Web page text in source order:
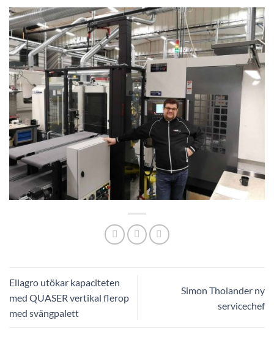
Ellagro utökar kapaciteten
med QUASER vertikal flerop
med svängpalett
Simon Tholander ny
servicechef